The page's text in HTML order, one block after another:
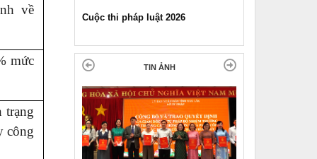
về
mức
trạng
công
Pháp luật và đời sống ngày 11-11-